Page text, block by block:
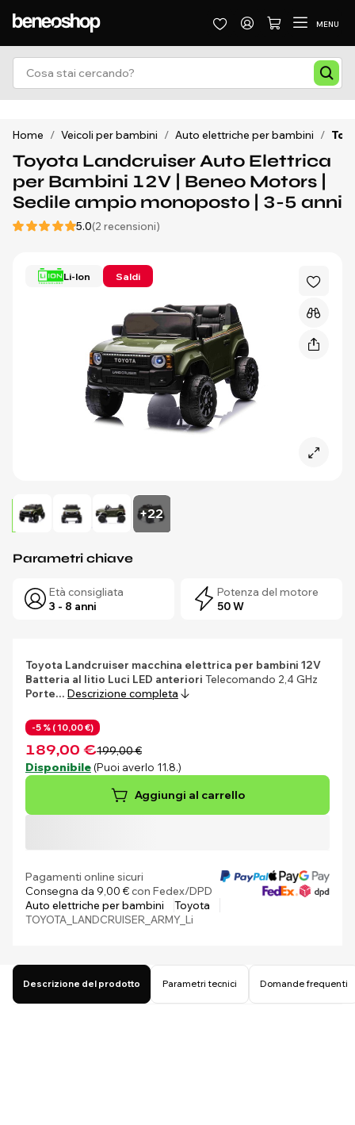
MENU
Home / Veicoli per bambini / Auto elettriche per bambini /
Toyota Landcruiser Auto Elettrica
per Bambini 12V | Beneo Motors |
Sedile ampio monoposto | 3-5 anni
5.0(2 recensioni)
Li-Ion Saldi
+22
Parametri chiave
Età consigliata
3 - 8 anni
Potenza del motore
50 W
Toyota Landcruiser macchina elettrica per bambini 12V
Batteria al litio Luci LED anteriori Telecomando 2,4 GHz
Porte… Descrizione completa
-5 % ( 10,00 €)
189,00 €199,00 €
Disponibile (Puoi averlo 11.8.)
Aggiungi al carrello
Pagamenti online sicuri
Consegna da 9,00 €con Fedex/DPD
Auto elettriche per bambini
Toyota
TOYOTA_LANDCRUISER_ARMY_Li
Descrizione del prodotto Parametri tecnici Domande frequenti